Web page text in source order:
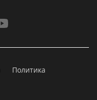
Политика